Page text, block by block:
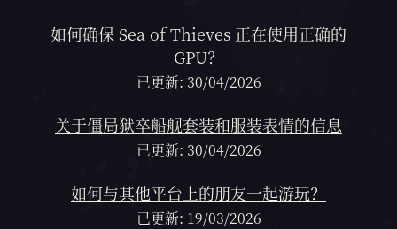
如何确保 Sea of Thieves 正在使用正确的
GPU？
已更新: 30/04/2026
关于僵局狱卒船舰套装和服装表情的信息
已更新: 30/04/2026
如何与其他平台上的朋友一起游玩？
已更新: 19/03/2026